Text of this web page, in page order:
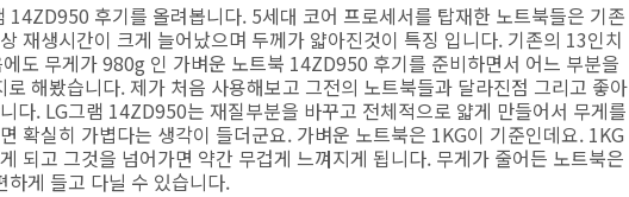
14ZD950 후기를 올려봅니다. 5세대 코어 프로세서를 탑재한 노트북들은 기존
재생시간이 크게 늘어났으며 두께가 얇아진것이 특징 입니다. 기존의 13인치
도 무게가 980g 인 가벼운 노트북 14ZD950 후기를 준비하면서 어느 부분을
해봤습니다. 제가 처음 사용해보고 그전의 노트북들과 달라진점 그리고 좋아
다. LG그램 14ZD950는 재질부분을 바꾸고 전체적으로 얇게 만들어서 무게를
확실히 가볍다는 생각이 들더군요. 가벼운 노트북은 1KG이 기준인데요. 1KG
되고 그것을 넘어가면 약간 무겁게 느껴지게 됩니다. 무게가 줄어든 노트북은
하게 들고 다닐 수 있습니다.